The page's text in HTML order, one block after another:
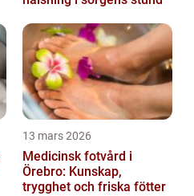
13 mars 2026
Medicinsk fotvård i
Örebro: Kunskap,
trygghet och friska fötter